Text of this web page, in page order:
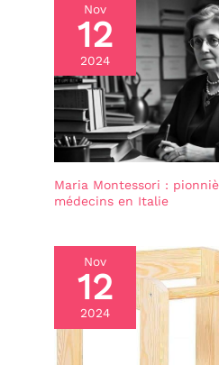
Nov
12
2024
Maria Montessori :
médecins en Italie
Nov
12
2024